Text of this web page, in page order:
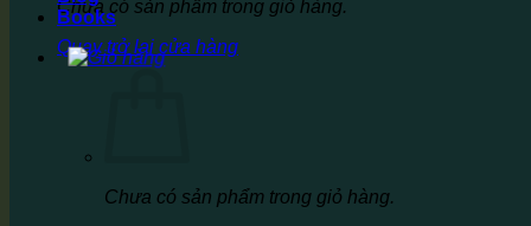
Chưa có sản phẩm trong giỏ hàng.
Quay trở lại cửa hàng
Books
Chưa có sản phẩm trong giỏ hàng.